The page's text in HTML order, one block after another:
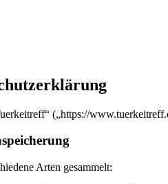
(„https://
Arten gesammelt: